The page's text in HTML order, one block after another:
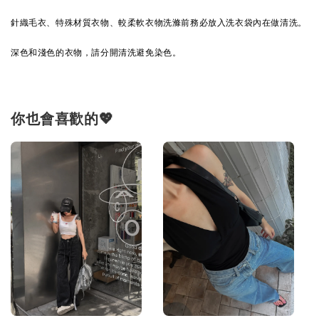
針織毛衣、特殊材質衣物、較柔軟衣物洗滌前務必放入洗衣袋內在做清洗。
深色和淺色的衣物，請分開清洗避免染色。
你也會喜歡的💖